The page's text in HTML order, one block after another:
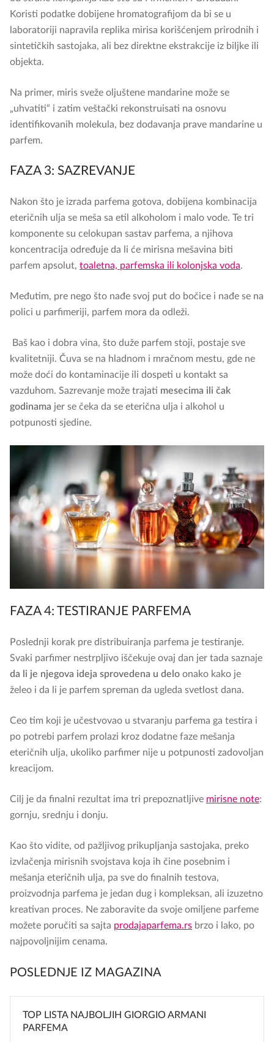
Koristi podatke dobijene hromatografijom da bi se u
laboratoriji napravila replika mirisa korišćenjem prirodnih i
sintetičkih sastojaka, ali bez direktne ekstrakcije iz biljke ili
objekta.
Na primer, miris sveže oljuštene mandarine može se
„uhvatiti“ i zatim veštački rekonstruisati na osnovu
identifikovanih molekula, bez dodavanja prave mandarine u
parfem.
FAZA 3: SAZREVANJE
Nakon što je izrada parfema gotova, dobijena kombinacija
eteričnih ulja se meša sa etil alkoholom i malo vode. Te tri
komponente su celokupan sastav parfema, a njihova
koncentracija određuje da li će mirisna mešavina biti
parfem apsolut, toaletna, parfemska ili kolonjska voda.
Međutim, pre nego što nađe svoj put do bočice i nađe se na
polici u parfimeriji, parfem mora da odleži.
Baš kao i dobra vina, što duže parfem stoji, postaje sve
kvalitetniji. Čuva se na hladnom i mračnom mestu, gde ne
može doći do kontaminacije ili dospeti u kontakt sa
vazduhom. Sazrevanje može trajati mesecima ili čak
godinama jer se čeka da se eterična ulja i alkohol u
potpunosti sjedine.
FAZA 4: TESTIRANJE PARFEMA
Poslednji korak pre distribuiranja parfema je testiranje.
Svaki parfimer nestrpljivo iščekuje ovaj dan jer tada saznaje
da li je njegova ideja sprovedena u delo onako kako je
želeo i da li je parfem spreman da ugleda svetlost dana.
Ceo tim koji je učestvovao u stvaranju parfema ga testira i
po potrebi parfem prolazi kroz dodatne faze mešanja
eteričnih ulja, ukoliko parfimer nije u potpunosti zadovoljan
kreacijom.
Cilj je da finalni rezultat ima tri prepoznatljive mirisne note:
gornju, srednju i donju.
Kao što vidite, od pažljivog prikupljanja sastojaka, preko
izvlačenja mirisnih svojstava koja ih čine posebnim i
mešanja eteričnih ulja, pa sve do finalnih testova,
proizvodnja parfema je jedan dug i kompleksan, ali izuzetno
kreativan proces. Ne zaboravite da svoje omiljene parfeme
možete poručiti sa sajta prodajaparfema.rs brzo i lako, po
najpovoljnijim cenama.
POSLEDNJE IZ MAGAZINA
TOP LISTA NAJBOLJIH GIORGIO ARMANI
PARFEMA